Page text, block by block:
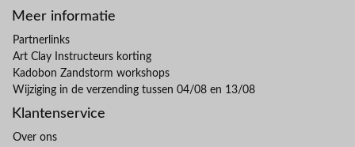
Meer informatie
Partnerlinks
Art Clay Instructeurs korting
Kadobon Zandstorm workshops
Wijziging in de verzending tussen 04/08 en 13/08
Klantenservice
Over ons